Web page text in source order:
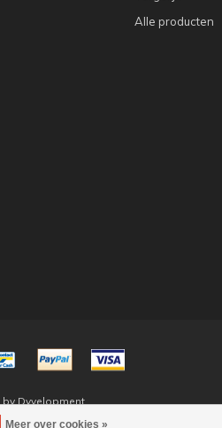
Meer over cookies »
Alle producten
by Dyvelopment